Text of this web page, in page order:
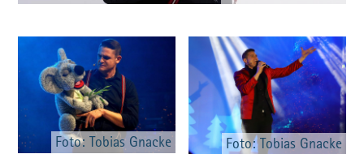
Foto: Tobias Gnacke Foto: Tobias Gnacke